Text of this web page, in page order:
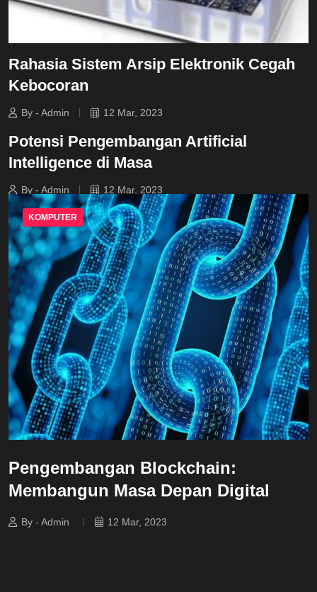
Rahasia Sistem Arsip Elektronik Cegah
Kebocoran
By - Admin 12 Mar, 2023
Potensi Pengembangan Artificial
Intelligence di Masa
By - Admin 12 Mar, 2023
KOMPUTER
Pengembangan Blockchain:
Membangun Masa Depan Digital
By - Admin 12 Mar, 2023